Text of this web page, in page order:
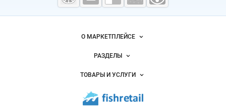
морепродукты
Важные разделы и контакты
Навигация по сайтуО МАРКЕТПЛЕЙСЕ
Новости Fishretail.ru
Размещение рекламы
Публичная оферта
Контактная информация
РАЗДЕЛЫ
Объявления
Новости рынка
ТОВАРЫ И УСЛУГИ
Рыба